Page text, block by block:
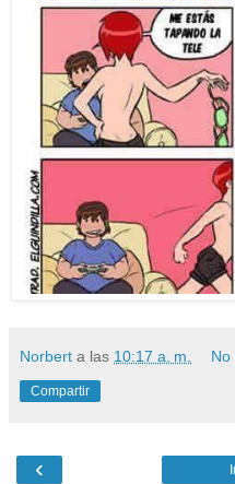
Norbert a las 10:17 a. m. No
Compartir
‹